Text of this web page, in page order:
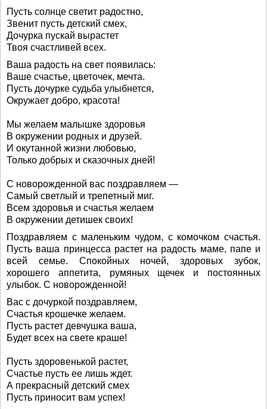
Пусть солнце светит радостно,
Звенит пусть детский смех,
Дочурка пускай вырастет
Твоя счастливей всех.
Ваша радость на свет появилась:
Ваше счастье, цветочек, мечта.
Пусть дочурке судьба улыбнется,
Окружает добро, красота!
Мы желаем малышке здоровья
В окружении родных и друзей.
И окутанной жизни любовью,
Только добрых и сказочных дней!
С новорожденной вас поздравляем —
Самый светлый и трепетный миг.
Всем здоровья и счастья желаем
В окружении детишек своих!
Поздравляем с маленьким чудом, с комочком счастья.
Пусть ваша принцесса растет на радость маме, папе и
всей семье. Спокойных ночей, здоровых зубок,
хорошего аппетита, румяных щечек и постоянных
улыбок. С новорожденной!
Вас с дочуркой поздравляем,
Счастья крошечке желаем.
Пусть растет девчушка ваша,
Будет всех на свете краше!
Пусть здоровенькой растет,
Счастье пусть ее лишь ждет.
А прекрасный детский смех
Пусть приносит вам успех!